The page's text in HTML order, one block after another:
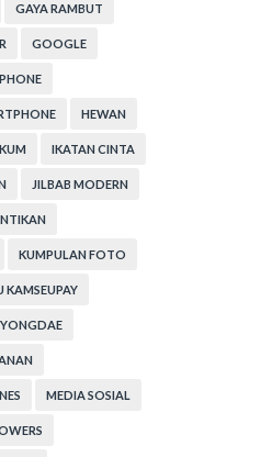
GAYA RAMBUT
GOOGLE
HEWAN
IKATAN CINTA
JILBAB MODERN
KUMPULAN FOTO
KAMSEUPAY
MEDIA SOSIAL